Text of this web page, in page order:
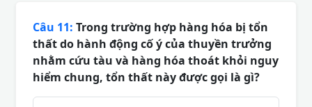
Câu 11: Trong trường hợp hàng hóa bị tổn
thất do hành động cố ý của thuyền trưởng
nhằm cứu tàu và hàng hóa thoát khỏi nguy
hiểm chung, tổn thất này được gọi là gì?